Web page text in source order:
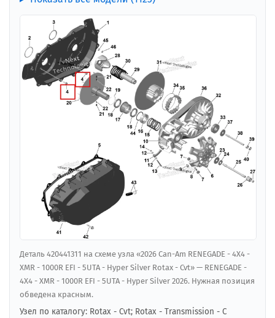
Деталь 420441311 на схеме узла «2026 Can-Am RENEGADE - 4X4 -
XMR - 1000R EFI - 5UTA - Hyper Silver Rotax - Cvt» — RENEGADE -
4X4 - XMR - 1000R EFI - 5UTA - Hyper Silver 2026. Нужная позиция
обведена красным.
Узел по каталогу: Rotax - Cvt; Rotax - Transmission - C